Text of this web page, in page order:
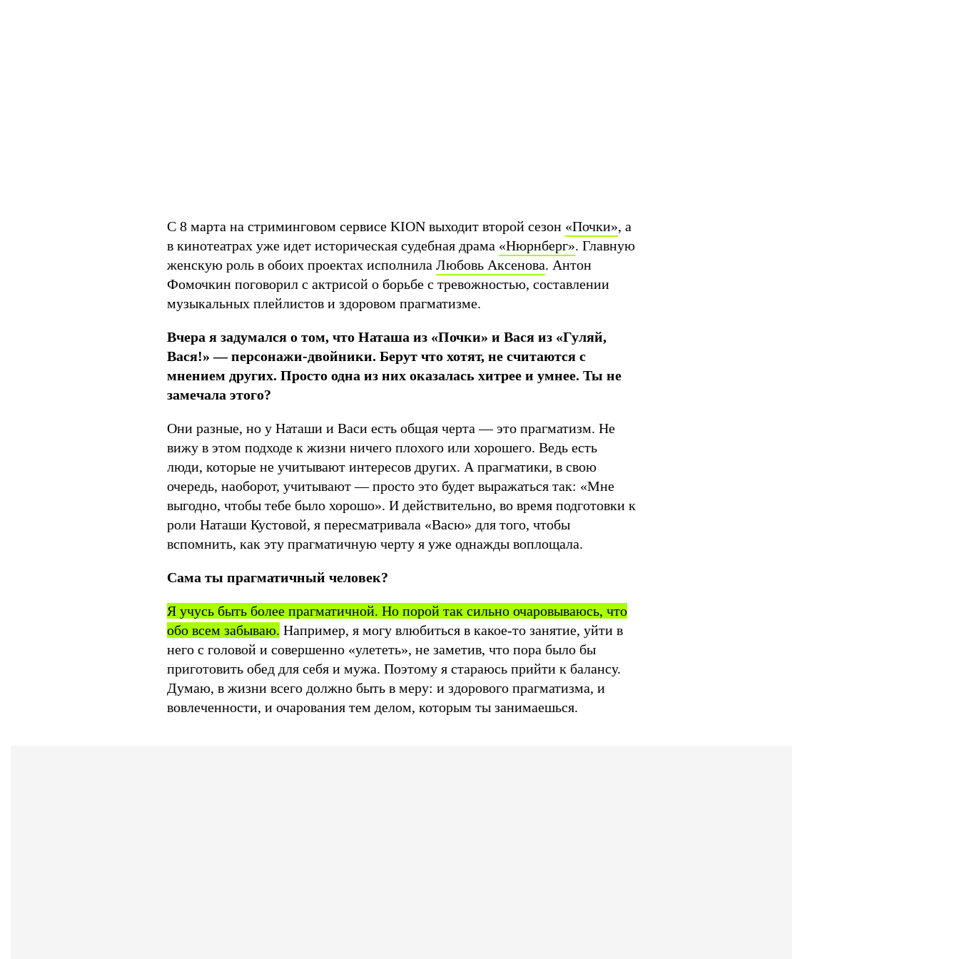
С 8 марта на стриминговом сервисе KION выходит второй сезон «Почки», а
в кинотеатрах уже идет историческая судебная драма «Нюрнберг». Главную
женскую роль в обоих проектах исполнила Любовь Аксенова. Антон
Фомочкин поговорил с актрисой о борьбе с тревожностью, составлении
музыкальных плейлистов и здоровом прагматизме.
Вчера я задумался о том, что Наташа из «Почки» и Вася из «Гуляй,
Вася!» — персонажи-двойники. Берут что хотят, не считаются с
мнением других. Просто одна из них оказалась хитрее и умнее. Ты не
замечала этого?
Они разные, но у Наташи и Васи есть общая черта — это прагматизм. Не
вижу в этом подходе к жизни ничего плохого или хорошего. Ведь есть
люди, которые не учитывают интересов других. А прагматики, в свою
очередь, наоборот, учитывают — просто это будет выражаться так: «Мне
выгодно, чтобы тебе было хорошо». И действительно, во время подготовки к
роли Наташи Кустовой, я пересматривала «Васю» для того, чтобы
вспомнить, как эту прагматичную черту я уже однажды воплощала.
Сама ты прагматичный человек?
Я учусь быть более прагматичной. Но порой так сильно очаровываюсь, что
обо всем забываю. Например, я могу влюбиться в какое-то занятие, уйти в
него с головой и совершенно «улететь», не заметив, что пора было бы
приготовить обед для себя и мужа. Поэтому я стараюсь прийти к балансу.
Думаю, в жизни всего должно быть в меру: и здорового прагматизма, и
вовлеченности, и очарования тем делом, которым ты занимаешься.